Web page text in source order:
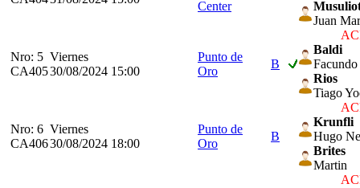
Center
Juan
Nro: 5
CA405
Viernes
30/08/2024 15:00
Punto de
Oro
B
Baldi
Facundo
Rios
Tiago
Nro: 6
CA406
Viernes
30/08/2024 18:00
Punto de
Oro
B
Krunfli
Hugo
Brites
Martin